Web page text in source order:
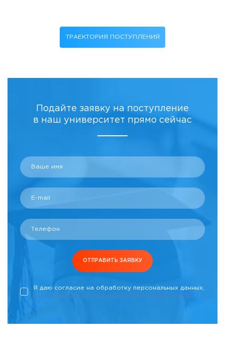
ТРАЕКТОРИЯ ПОСТУПЛЕНИЯ
Подайте заявку на поступление
в наш университет прямо сейчас
Ваше имя
E-mail
Телефон
ОТПРАВИТЬ ЗАЯВКУ
Я даю согласие на обработку персональных данных,
и соглашаюсь c политикой конфиденциальности.